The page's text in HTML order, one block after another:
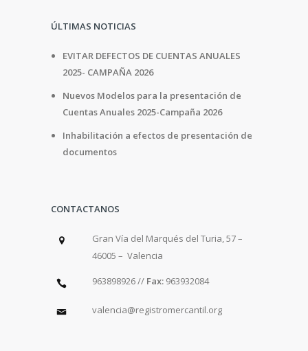
ÚLTIMAS NOTICIAS
EVITAR DEFECTOS DE CUENTAS ANUALES
2025- CAMPAÑA 2026
Nuevos Modelos para la presentación de
Cuentas Anuales 2025-Campaña 2026
Inhabilitación a efectos de presentación de
documentos
CONTACTANOS
Gran Vía del Marqués del Turia, 57 –
46005 – Valencia
963898926 // Fax: 963932084
valencia@registromercantil.org